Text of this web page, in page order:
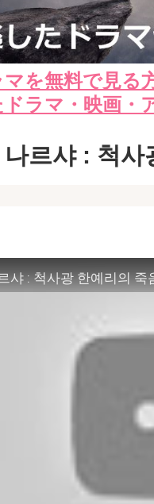
を無料で見る
ドラマ・映画・
르샤 : 척사
샤 : 척사광 한예리의 죽